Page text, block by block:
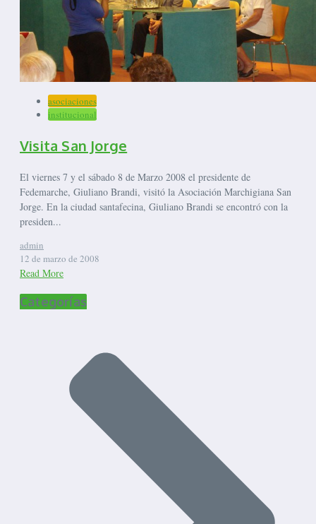
asociaciones
institucional
Visita San Jorge
El viernes 7 y el sábado 8 de Marzo 2008 el presidente de
Fedemarche, Giuliano Brandi, visitó la Asociación Marchigiana San
Jorge. En la ciudad santafecina, Giuliano Brandi se encontró con la
presiden...
admin
12 de marzo de 2008
Read More
Categorías